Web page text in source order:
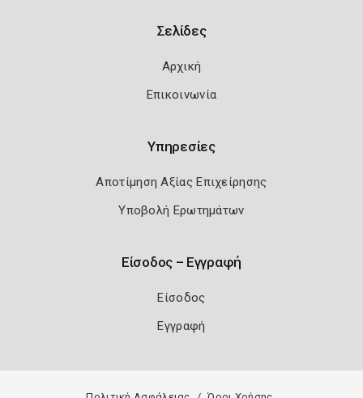
Σελίδες
Αρχική
Επικοινωνία
Υπηρεσίες
Αποτίμηση Αξίας Επιχείρησης
Υποβολή Ερωτημάτων
Είσοδος – Εγγραφή
Είσοδος
Εγγραφή